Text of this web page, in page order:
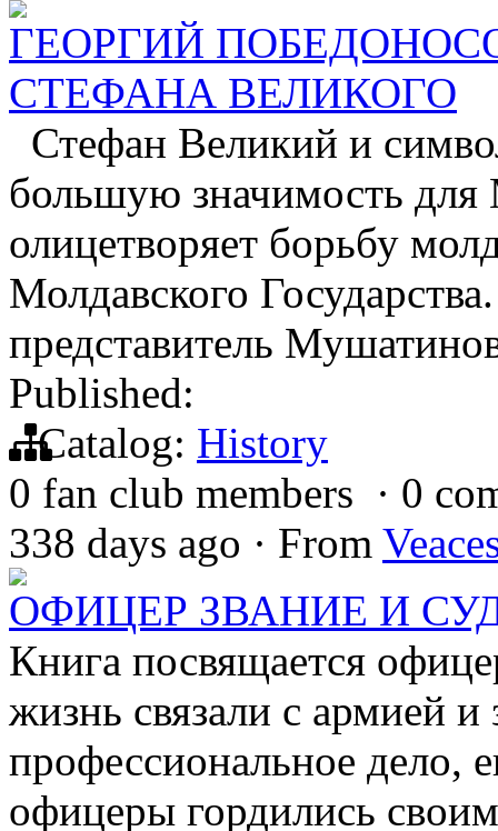
ГЕОРГИЙ
СТЕФАНА ВЕЛИКОГО
Стефан Великий и
большую значимость
олицетворяет борьбу
Молдавского
представитель
Published:
Catalog: History
0 fan club members · 0
338 days ago · From
ОФИЦЕР ЗВАНИЕ И
Книга посвящается
жизнь связали с армией
профессиональное дело,
офицеры гордились